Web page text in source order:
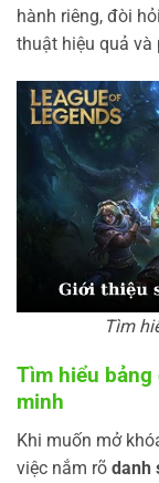
hành riêng, đòi
thuật hiệu quả
Tìm
Tìm hiểu
minh
Khi muốn mở
việc nắm rõ danh